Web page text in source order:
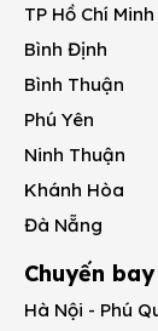
TP Hồ Chí Minh
Bình Định
Bình Thuận
Phú Yên
Ninh Thuận
Khánh Hòa
Đà Nẵng
Chuyến
Hà Nội - Phú